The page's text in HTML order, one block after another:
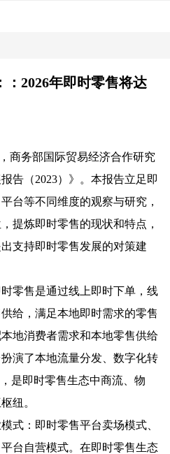
2026年即时零售将达
商务部国际贸易经济合作研究
告（2023）》。本报告立足即
台等不同维度的观察与研究，
提炼即时零售的现状和特点，
支持即时零售发展的对策建
零售是通过线上即时下单，线
给，满足本地即时需求的零售
地消费者需求和本地零售供给
演了本地流量分发、数字化转
是即时零售生态中商流、物
纽。
式：即时零售平台卖场模式、
台自营模式。在即时零售生态